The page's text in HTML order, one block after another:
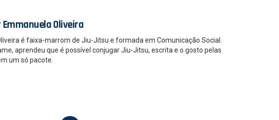
Emmanuela Oliveira
é faixa-marrom de Jiu-Jitsu e formada em Comunicação Social.
aprendeu que é possível conjugar Jiu-Jitsu, escrita e o gosto pelas
um só pacote.